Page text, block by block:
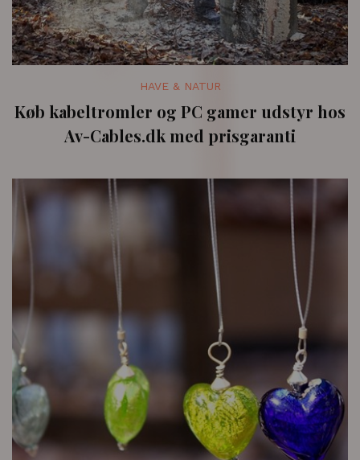
HAVE & NATUR
Køb kabeltromler og PC gamer udstyr hos
Av-Cables.dk med prisgaranti